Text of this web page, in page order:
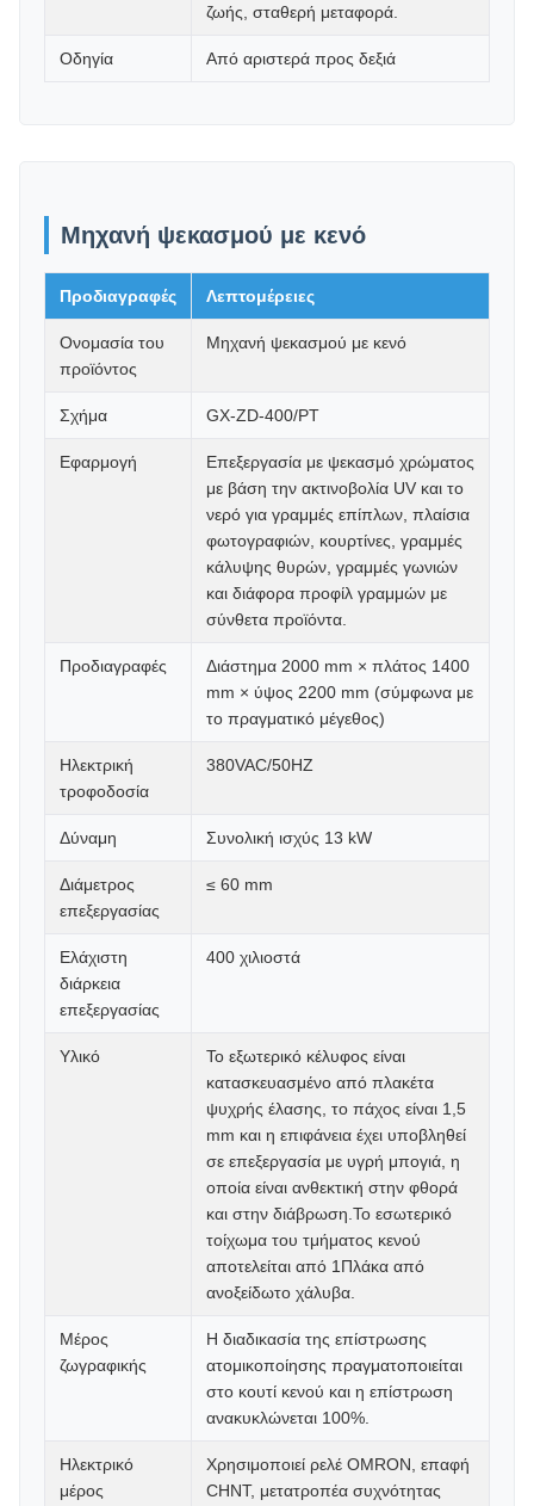
ζωής, σταθερή μεταφορά.
Οδηγία Από αριστερά προς δεξιά
Μηχανή ψεκασμού με κενό
Προδιαγραφές Λεπτομέρειες
Ονομασία του
προϊόντος
Μηχανή ψεκασμού με κενό
Σχήμα GX-ZD-400/PT
Εφαρμογή
Επεξεργασία με ψεκασμό χρώματος
με βάση την ακτινοβολία UV και το
νερό για γραμμές επίπλων, πλαίσια
φωτογραφιών, κουρτίνες, γραμμές
κάλυψης θυρών, γραμμές γωνιών
και διάφορα προφίλ γραμμών με
σύνθετα προϊόντα.
Προδιαγραφές
Διάστημα 2000 mm × πλάτος 1400
mm × ύψος 2200 mm (σύμφωνα με
το πραγματικό μέγεθος)
Ηλεκτρική
τροφοδοσία
380VAC/50HZ
Δύναμη Συνολική ισχύς 13 kW
Διάμετρος
επεξεργασίας
≤ 60 mm
Ελάχιστη
διάρκεια
επεξεργασίας
400 χιλιοστά
Υλικό
Το εξωτερικό κέλυφος είναι
κατασκευασμένο από πλακέτα
ψυχρής έλασης, το πάχος είναι 1,5
mm και η επιφάνεια έχει υποβληθεί
σε επεξεργασία με υγρή μπογιά, η
οποία είναι ανθεκτική στην φθορά
και στην διάβρωση.Το εσωτερικό
τοίχωμα του τμήματος κενού
αποτελείται από 1Πλάκα από
ανοξείδωτο χάλυβα.
Μέρος
ζωγραφικής
Η διαδικασία της επίστρωσης
ατομικοποίησης πραγματοποιείται
στο κουτί κενού και η επίστρωση
ανακυκλώνεται 100%.
Ηλεκτρικό
μέρος
Χρησιμοποιεί ρελέ OMRON, επαφή
CHNT, μετατροπέα συχνότητας